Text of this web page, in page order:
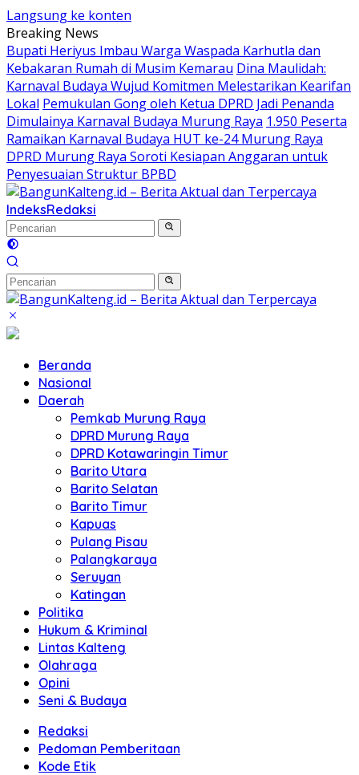
Langsung ke konten
Breaking News
Bupati Heriyus Imbau Warga Waspada Karhutla dan
Kebakaran Rumah di Musim Kemarau Dina Maulidah:
Karnaval Budaya Wujud Komitmen Melestarikan Kearifan
Lokal Pemukulan Gong oleh Ketua DPRD Jadi Penanda
Dimulainya Karnaval Budaya Murung Raya 1.950 Peserta
Ramaikan Karnaval Budaya HUT ke-24 Murung Raya
DPRD Murung Raya Soroti Kesiapan Anggaran untuk
Penyesuaian Struktur BPBD
IndeksRedaksi
Beranda
Nasional
Daerah
Pemkab Murung Raya
DPRD Murung Raya
DPRD Kotawaringin Timur
Barito Utara
Barito Selatan
Barito Timur
Kapuas
Pulang Pisau
Palangkaraya
Seruyan
Katingan
Politika
Hukum & Kriminal
Lintas Kalteng
Olahraga
Opini
Seni & Budaya
Redaksi
Pedoman Pemberitaan
Kode Etik